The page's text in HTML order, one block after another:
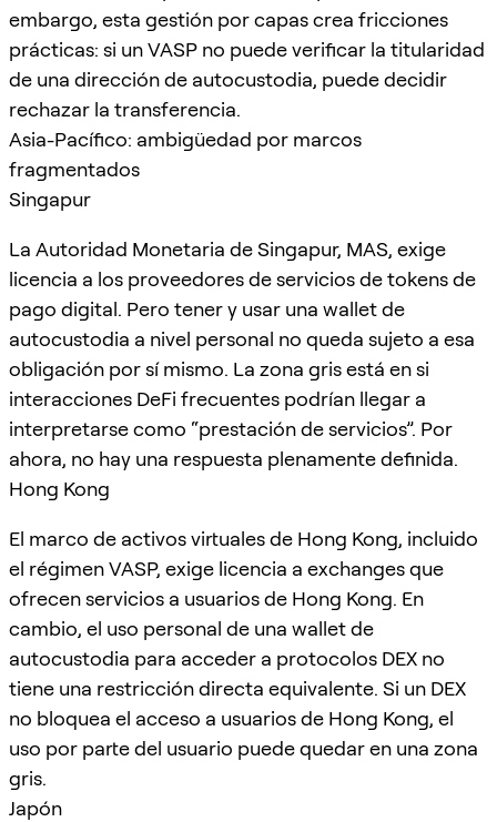
embargo, esta gestión por capas crea fricciones
prácticas: si un VASP no puede verificar la titularidad
de una dirección de autocustodia, puede decidir
rechazar la transferencia.
Asia-Pacífico: ambigüedad por marcos
fragmentados
Singapur
La Autoridad Monetaria de Singapur, MAS, exige
licencia a los proveedores de servicios de tokens de
pago digital. Pero tener y usar una wallet de
autocustodia a nivel personal no queda sujeto a esa
obligación por sí mismo. La zona gris está en si
interacciones DeFi frecuentes podrían llegar a
interpretarse como “prestación de servicios”. Por
ahora, no hay una respuesta plenamente definida.
Hong Kong
El marco de activos virtuales de Hong Kong, incluido
el régimen VASP, exige licencia a exchanges que
ofrecen servicios a usuarios de Hong Kong. En
cambio, el uso personal de una wallet de
autocustodia para acceder a protocolos DEX no
tiene una restricción directa equivalente. Si un DEX
no bloquea el acceso a usuarios de Hong Kong, el
uso por parte del usuario puede quedar en una zona
gris.
Japón